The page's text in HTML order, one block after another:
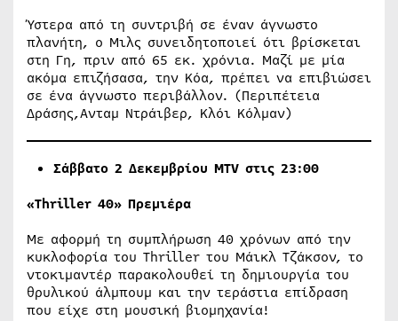
Ύστερα από τη συντριβή σε έναν άγνωστο
πλανήτη, ο Μιλς συνειδητοποιεί ότι βρίσκεται
στη Γη, πριν από 65 εκ. χρόνια. Μαζί με μία
ακόμα επιζήσασα, την Κόα, πρέπει να επιβιώσει
σε ένα άγνωστο περιβάλλον. (Περιπέτεια
Δράσης,Ανταμ Ντράιβερ, Κλόι Κόλμαν)
Σάββατο 2 Δεκεμβρίου MTV στις 23:00
«Thriller 40» Πρεμιέρα
Με αφορμή τη συμπλήρωση 40 χρόνων από την
κυκλοφορία του Thriller του Μάικλ Τζάκσον, το
ντοκιμαντέρ παρακολουθεί τη δημιουργία του
θρυλικού άλμπουμ και την τεράστια επίδραση
που είχε στη μουσική βιομηχανία!